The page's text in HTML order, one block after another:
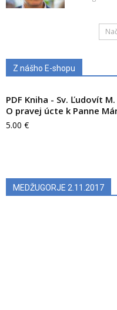
Z nášho E-shopu
PDF Kniha - Sv. Ľudovít
O pravej úcte k Panne
5.00 €
MEDŽUGORJE 2.11.2017